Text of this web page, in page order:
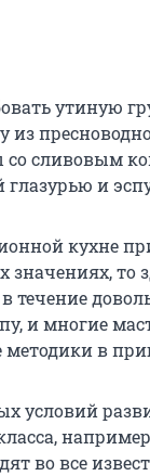
утиную
из
со сливовым
и
кухне
значениях, то
течение
и многие
в
условий
во все